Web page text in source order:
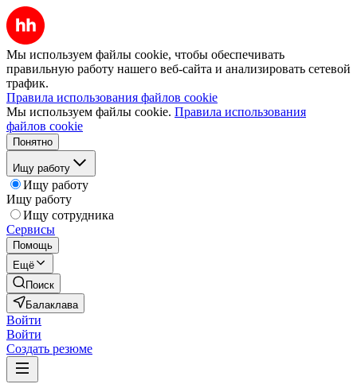
Мы используем файлы cookie, чтобы обеспечивать
правильную работу нашего веб-сайта и анализировать сетевой
трафик.
Правила использования файлов cookie
Мы используем файлы cookie. Правила использования
файлов cookie
Понятно
Ищу работу
Ищу работу
Ищу работу
Ищу сотрудника
Сервисы
Помощь
Ещё
Поиск
Балаклава
Войти
Войти
Создать резюме